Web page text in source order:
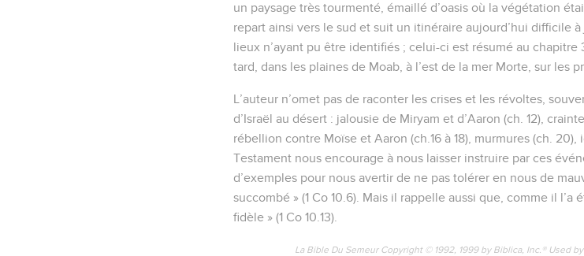
un paysage très tourmenté, émaillé d’oasis où la végétation
repart ainsi vers le sud et suit un itinéraire aujourd’hui difficile
lieux n’ayant pu être identifiés ; celui-ci est résumé au
tard, dans les plaines de Moab, à l’est de la mer Morte, sur les
L’auteur n’omet pas de raconter les crises et les révoltes,
d’Israël au désert : jalousie de Miryam et d’Aaron (ch. 12),
rébellion contre Moïse et Aaron (ch.16 à 18), murmures (ch.
Testament nous encourage à nous laisser instruire par ces
d’exemples pour nous avertir de ne pas tolérer en nous de
succombé » (1 Co 10.6). Mais il rappelle aussi que, comme il l’a
fidèle » (1 Co 10.13).
La Bible Du Semeur Copyright © 1992, 1999 by Biblica, Inc.® Used